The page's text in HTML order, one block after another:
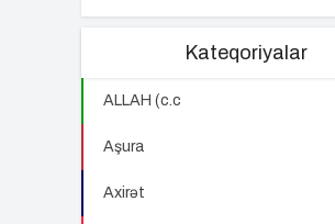
Kateqoriyalar
ALLAH (c.c
Aşura
Axirət